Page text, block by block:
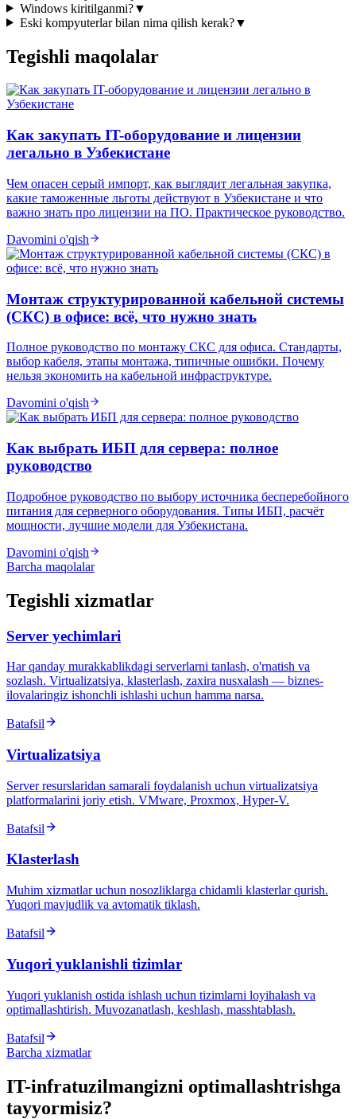
Windows kiritilganmi?▼
Eski kompyuterlar bilan nima qilish kerak?▼
Tegishli maqolalar
Как закупать IT-оборудование и лицензии
легально в Узбекистане
Чем опасен серый импорт, как выглядит легальная закупка,
какие таможенные льготы действуют в Узбекистане и что
важно знать про лицензии на ПО. Практическое руководство.
Davomini o'qish
Монтаж структурированной кабельной системы
(СКС) в офисе: всё, что нужно знать
Полное руководство по монтажу СКС для офиса. Стандарты,
выбор кабеля, этапы монтажа, типичные ошибки. Почему
нельзя экономить на кабельной инфраструктуре.
Davomini o'qish
Как выбрать ИБП для сервера: полное
руководство
Подробное руководство по выбору источника бесперебойного
питания для серверного оборудования. Типы ИБП, расчёт
мощности, лучшие модели для Узбекистана.
Davomini o'qish
Barcha maqolalar
Tegishli xizmatlar
Server yechimlari
Har qanday murakkablikdagi serverlarni tanlash, o'rnatish va
sozlash. Virtualizatsiya, klasterlash, zaxira nusxalash — biznes-
ilovalaringiz ishonchli ishlashi uchun hamma narsa.
Batafsil
Virtualizatsiya
Server resurslaridan samarali foydalanish uchun virtualizatsiya
platformalarini joriy etish. VMware, Proxmox, Hyper-V.
Batafsil
Klasterlash
Muhim xizmatlar uchun nosozliklarga chidamli klasterlar qurish.
Yuqori mavjudlik va avtomatik tiklash.
Batafsil
Yuqori yuklanishli tizimlar
Yuqori yuklanish ostida ishlash uchun tizimlarni loyihalash va
optimallashtirish. Muvozanatlash, keshlash, masshtablash.
Batafsil
Barcha xizmatlar
IT-infratuzilmangizni optimallashtrishga
tayyormisiz?